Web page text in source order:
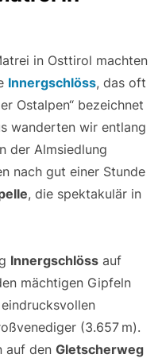
in Osttirol machten
Innergschlöss, das oft
Ostalpen“ bezeichnet
wanderten wir entlang
der Almsiedlung
nach gut einer Stunde
, die spektakulär in
Innergschlössauf
mächtigen Gipfeln
(3.657 m).
auf den Gletscherweg